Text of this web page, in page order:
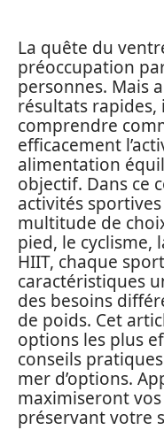
La quête du
préoccupation
personnes. Mais
résultats rapides,
comprendre
efficacement
alimentation
objectif. Dans ce
activités
multitude de
pied, le cyclisme,
HIIT, chaque
caractéristiques
des besoins
de poids. Cet
options les plus
conseils
mer d’options.
maximiseront
préservant votre